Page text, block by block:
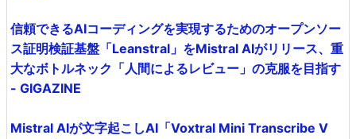
信頼できるAIコーディングを実現するためのオープンソー
ス証明検証基盤「Leanstral」をMistral AIがリリース、重
大なボトルネック「人間によるレビュー」の克服を目指す
- GIGAZINE
Mistral AIが文字起こしAI「Voxtral Mini Transcribe V